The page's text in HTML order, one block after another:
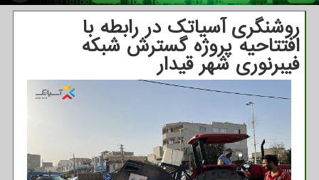
روشنگری آسیاتک در رابطه با
افتتاحیه پروژه گسترش شبکه
فیبرنوری شهر قیدار